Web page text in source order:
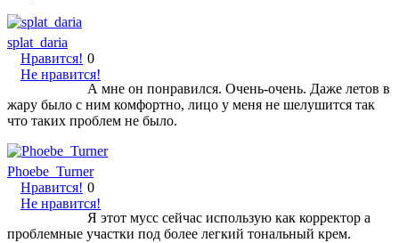
splat_daria
Нравится!
Не нравится!
0
А мне он понравился. Очень-очень. Даже летов в
жару было с ним комфортно, лицо у меня не шелушится так
что таких проблем не было.
Phoebe_Turner
Нравится!
Не нравится!
0
Я этот мусс сейчас использую как корректор а
проблемные участки под более легкий тональный крем.